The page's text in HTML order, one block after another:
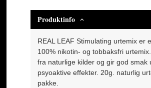
Produktinfo
REAL LEAF Stimulating urtemix er
100% nikotin- og tobbaksfri
fra naturlige kilder og gir god smak
psyoaktive effekter. 20g. naturlig
pakke.